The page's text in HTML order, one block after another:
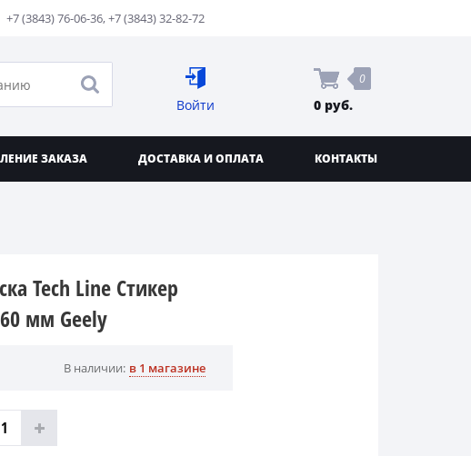
+7 (3843) 76-06-36,+7 (3843) 32-82-72
Войти
0
0 руб.
ЗАКАЗА ДОСТАВКА И ОПЛАТА КОНТАКТЫ
Tech Line Стикер
мм Geely
В наличии: в 1 магазине